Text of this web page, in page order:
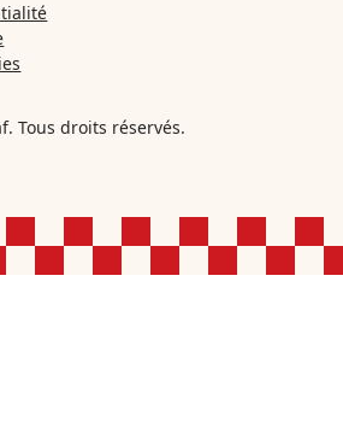
Tous droits réservés.